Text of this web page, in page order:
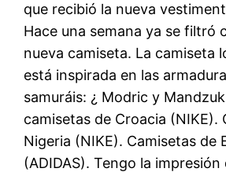
que recibió la nueva
Hace una semana ya se filtró
nueva camiseta. La camiseta
está inspirada en las
samuráis: ¿ Modric y
camisetas de Croacia (NIKE).
Nigeria (NIKE). Camisetas de
(ADIDAS). Tengo la impresión